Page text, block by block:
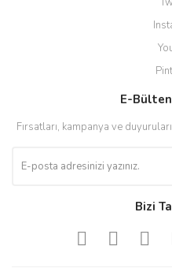
E-
Fırsatları, kampanya ve
Bizi